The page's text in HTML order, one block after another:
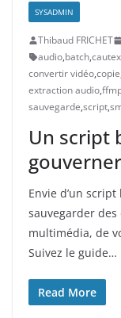
SYSADMIN
Thibaud FRICHET
audio,batch,cautex
convertir vidéo,copie
extraction audio,
sauvegarde,script,
Un script
Envie d’un
sauvegarder
multimédia, de
Suivez le guide…
Read More